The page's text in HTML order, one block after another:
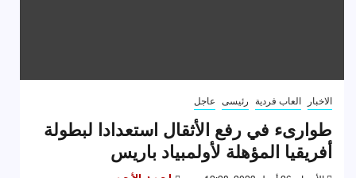
الاخبار العاب فردية رئيسى عاجل
طوارىء في رفع الأثقال استعدادا لبطولة
أفريقيا المؤهلة لأولمبياد باريس